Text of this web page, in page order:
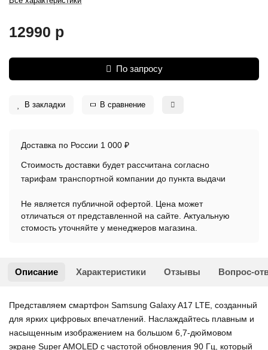
12990 р
По запросу
В закладки В сравнение
Доставка по России 1 000 ₽
Стоимость доставки будет рассчитана согласно
тарифам транспортной компании до пункта выдачи
Не является публичной офертой. Цена может
отличаться от представленной на сайте. Актуальную
стомость уточняйте у менеджеров магазина.
Описание Характеристики Отзывы Вопрос-
Представляем смартфон Samsung Galaxy A17 LTE, созданный
для ярких цифровых впечатлений. Наслаждайтесь плавным и
насыщенным изображением на большом 6,7-дюймовом
экране Super AMOLED с частотой обновления 90 Гц, который